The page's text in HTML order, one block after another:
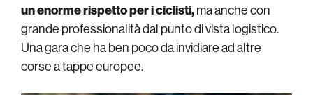
un enorme rispetto per i ciclisti,ma anche con
grande professionalità dal punto di vista logistico.
Una gara che ha ben poco da invidiare ad altre
corse a tappe europee.